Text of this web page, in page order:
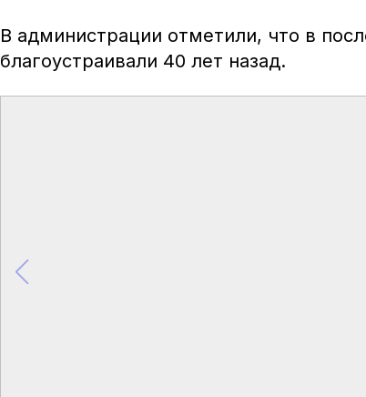
В администрации отметили, что в
благоустраивали 40 лет назад.